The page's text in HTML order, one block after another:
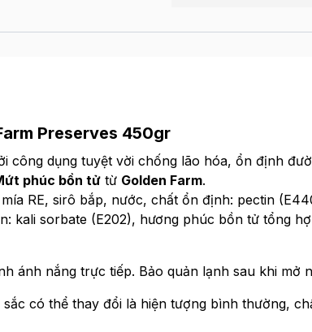
Preserves 450gr
công dụng tuyệt vời chống lão hóa, ổn định
phúc bồn tửtừ Golden Farm.
RE, sirô bắp, nước, chất ổn định: pectin
kali sorbate (E202), hương phúc bồn tử tổng
ánh nắng trực tiếp. Bảo quản lạnh sau khi mở
có thể thay đổi là hiện tượng bình thường,